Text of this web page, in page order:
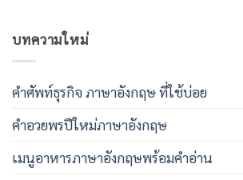
บทความใหม่
คําศัพท์ธุรกิจ ภาษาอังกฤษ ที่ใช้บ่อย
คําอวยพรปีใหม่ภาษาอังกฤษ
เมนูอาหารภาษาอังกฤษพร้อมคําอ่าน